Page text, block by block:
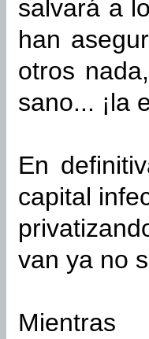
salvará a
han
otros
sano... ¡la
En
capital
van ya no
Mientras